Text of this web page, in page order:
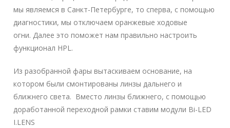
мы являемся в Санкт-Петербурге, то сперва, с помощью
диагностики, мы отключаем оранжевые ходовые
огни. Далее это поможет нам правильно настроить
функционал HPL.
Из разобранной фары вытаскиваем основание, на
котором были смонтированы линзы дальнего и
ближнего света. Вместо линзы ближнего, с помощью
доработанной переходной рамки ставим модули Bi-LED
I.LENS